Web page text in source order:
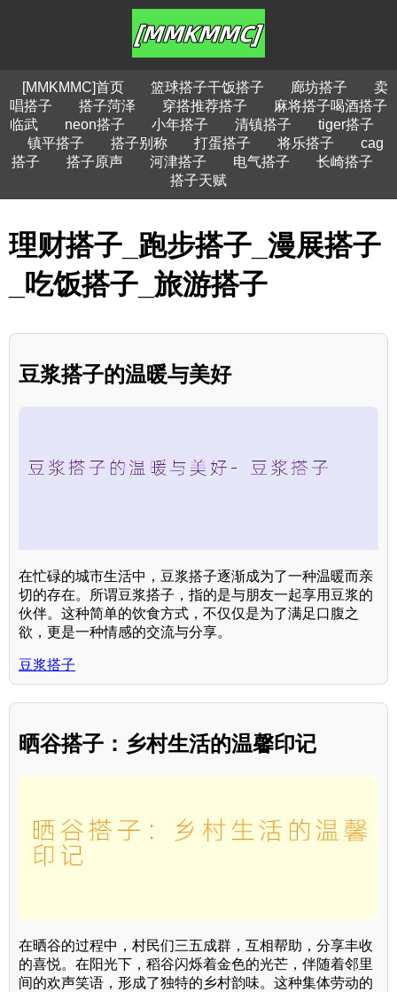
[MMKMMC]首页 篮球搭子干饭搭子 廊坊搭子
卖
唱搭子
搭子菏泽 穿搭推荐搭子
麻将搭子喝酒搭子
临武
neon搭子 小年搭子 清镇搭子
tiger搭子
镇平搭子
搭子别称 打蛋搭子 将乐搭子
cag
搭子
搭子原声 河津搭子 电气搭子
长崎搭子
搭子天赋
理财搭子_跑步搭子_漫展搭子
_吃饭搭子_旅游搭子
豆浆搭子的温暖与美好
在忙碌的城市生活中，豆浆搭子逐渐成为了一种温暖而亲
切的存在。所谓豆浆搭子，指的是与朋友一起享用豆浆的
伙伴。这种简单的饮食方式，不仅仅是为了满足口腹之
欲，更是一种情感的交流与分享。
豆浆搭子
晒谷搭子：乡村生活的温馨印记
在晒谷的过程中，村民们三五成群，互相帮助，分享丰收
的喜悦。在阳光下，稻谷闪烁着金色的光芒，伴随着邻里
间的欢声笑语，形成了独特的乡村韵味。这种集体劳动的